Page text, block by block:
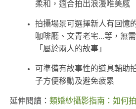
柔和，適合拍出浪漫唯美感
拍攝場景可選擇新人有回憶
咖啡廳、文青老宅...等，無
「屬於兩人的故事」
可準備有故事性的道具輔助
子方便移動及避免疲累
延伸閱讀： 類婚紗攝影指南：如何